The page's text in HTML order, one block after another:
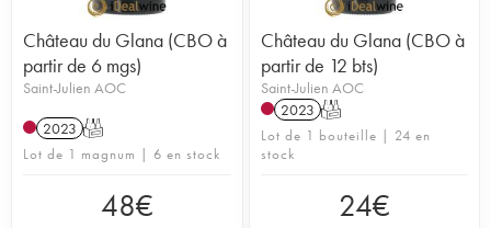
Château du Glana (CBO à
partir de 6 mgs)
Saint-Julien AOC
2023 T
Lot de 1 magnum | 6 en stock
48€
Château du Glana (CBO à
partir de 12 bts)
Saint-Julien AOC
2023 T
Lot de 1 bouteille | 24 en
stock
24€